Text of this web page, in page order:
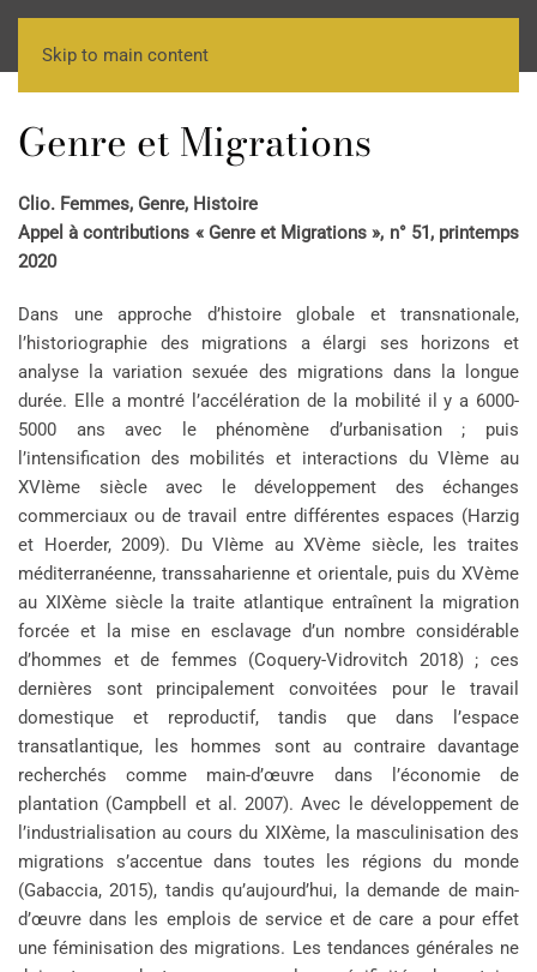
Skip to main content
Genre et Migrations
Clio. Femmes, Genre, Histoire
Appel à contributions « Genre et Migrations », n° 51, printemps
2020
Dans une approche d’histoire globale et transnationale,
l’historiographie des migrations a élargi ses horizons et
analyse la variation sexuée des migrations dans la longue
durée. Elle a montré l’accélération de la mobilité il y a 6000-
5000 ans avec le phénomène d’urbanisation ; puis
l’intensification des mobilités et interactions du VIème au
XVIème siècle avec le développement des échanges
commerciaux ou de travail entre différentes espaces (Harzig
et Hoerder, 2009). Du VIème au XVème siècle, les traites
méditerranéenne, transsaharienne et orientale, puis du XVème
au XIXème siècle la traite atlantique entraînent la migration
forcée et la mise en esclavage d’un nombre considérable
d’hommes et de femmes (Coquery-Vidrovitch 2018) ; ces
dernières sont principalement convoitées pour le travail
domestique et reproductif, tandis que dans l’espace
transatlantique, les hommes sont au contraire davantage
recherchés comme main-d’œuvre dans l’économie de
plantation (Campbell et al. 2007). Avec le développement de
l’industrialisation au cours du XIXème, la masculinisation des
migrations s’accentue dans toutes les régions du monde
(Gabaccia, 2015), tandis qu’aujourd’hui, la demande de main-
d’œuvre dans les emplois de service et de care a pour effet
une féminisation des migrations. Les tendances générales ne